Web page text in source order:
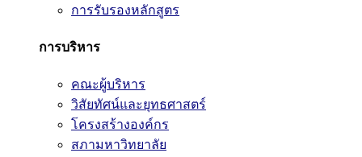
การรับรองหลักสูตร
การบริหาร
คณะผู้บริหาร
วิสัยทัศน์และยุทธศาสตร์
โครงสร้างองค์กร
สภามหาวิทยาลัย